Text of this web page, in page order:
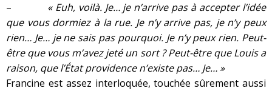
– « Euh, voilà. Je… je n’arrive pas à accepter l’idée
que vous dormiez à la rue. Je n’y arrive pas, je n’y peux
rien… Je… je ne sais pas pourquoi. Je n’y peux rien. Peut-
être que vous m’avez jeté un sort ? Peut-être que Louis a
raison, que l’État providence n’existe pas… Je… »
Francine est assez interloquée, touchée sûrement aussi